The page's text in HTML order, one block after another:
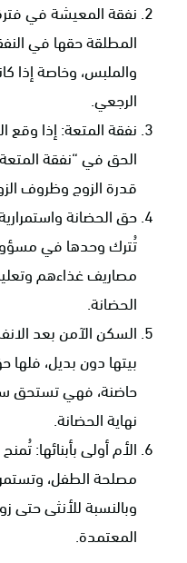
نفقة المعيشة في
المطلقة حقها في
والملبس، وخاصة إذا
الرجعي.
نفقة المتعة: إذا وقع
الحق في “نفقة
قدرة الزوج وظروف
حق الحضانة
تُترك وحدها في
مصاريف غذاءهم
الحضانة.
السكن الآمن بعد
بيتها دون بديل،
حاضنة، فهي تستحق
نهاية الحضانة.
الأم أولى بأبنائها:
وبالنسبة للأنثى حتى
المعتمدة.